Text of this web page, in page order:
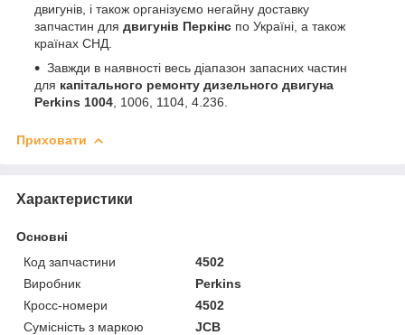
двигунів, і також організуємо негайну доставку
запчастин для двигунів Перкінс по Україні, а також
країнах СНД.
Завжди в наявності весь діапазон запасних частин
для капітального ремонту дизельного двигуна
Perkins 1004 , 1006, 1104, 4.236.
Приховати
Характеристики
Основні
Код запчастини
4502
Виробник
Perkins
Кросс-номери
4502
Сумісність з маркою
JCB